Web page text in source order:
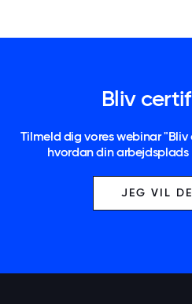
Bliv
Tilmeld dig vores webinar
hvordan din
JEG VIL